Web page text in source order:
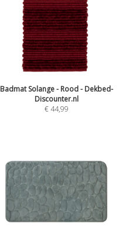
Badmat Solange - Rood - Dekbed-
Discounter.nl
€44,99